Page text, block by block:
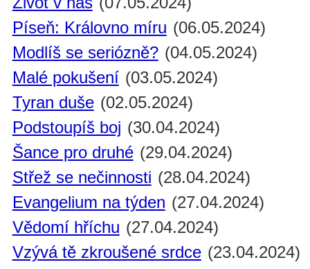
Píseň: Královno míru (06.05.2024)
Modlíš se seriózně? (04.05.2024)
Malé pokušení (03.05.2024)
Tyran duše (02.05.2024)
Podstoupíš boj (30.04.2024)
Šance pro druhé (29.04.2024)
Střež se nečinnosti (28.04.2024)
Evangelium na týden (27.04.2024)
Vědomí hříchu (27.04.2024)
Vzývá tě zkroušené srdce (23.04.2024)